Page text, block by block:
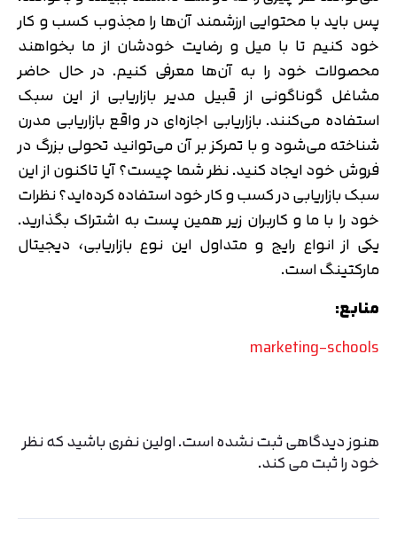
پس باید با محتوایی ارزشمند آن‌ها را مجذوب کسب و کار
خود کنیم تا با میل و رضایت خودشان از ما بخواهند
محصولات خود را به آن‌ها معرفی کنیم. در حال حاضر
مشاغل گوناگونی از قبیل مدیر بازاریابی از این سبک
استفاده می‌کنند. بازاریابی اجازه‌ای در واقع بازاریابی مدرن
شناخته می‌شود و با تمرکز بر آن می‌توانید تحولی بزرگ در
فروش خود ایجاد کنید. نظر شما چیست؟ آیا تاکنون از این
سبک بازاریابی در کسب و کار خود استفاده کرده‌اید؟ نظرات
خود را با ما و کاربران زیر همین پست به اشتراک بگذارید.
یکی از انواع رایج و متداول این نوع بازاریابی، دیجیتال
مارکتینگ است.
منابع:
marketing-schools
هنوز دیدگاهی ثبت نشده است. اولین نفری باشید که نظر
خود را ثبت می کند.